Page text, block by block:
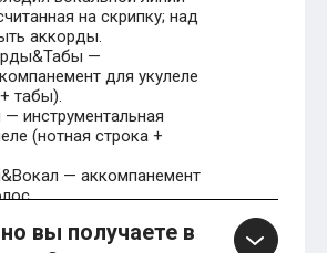
на скрипку; над
аккорды.
—
для укулеле
табы).
инструментальная
(нотная строка +
— аккомпанемент
вы получаете в